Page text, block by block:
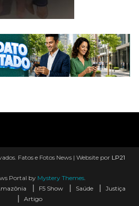
Fatos e Fotos News | Website por LP21
Portal by Mystery Themes
F5 Show Saúde
Justiça
Artigo